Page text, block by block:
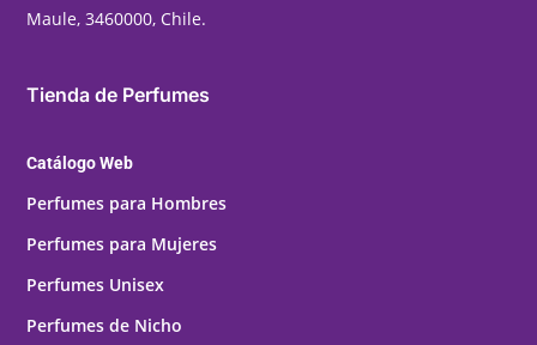
Maule, 3460000, Chile.
Tienda de Perfumes
Catálogo Web
Perfumes para Hombres
Perfumes para Mujeres
Perfumes Unisex
Perfumes de Nicho